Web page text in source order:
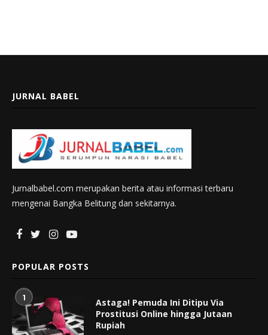
JURNAL BABEL
Jurnalbabel.com merupakan berita atau informasi terbaru
mengenai Bangka Belitung dan sekitarnya.
POPULAR POSTS
1
Astaga! Pemuda Ini Ditipu Via
Prostitusi Online hingga Jutaan
Rupiah